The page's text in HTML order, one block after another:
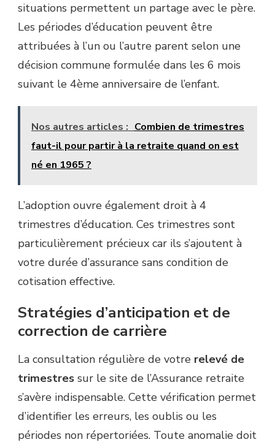
situations permettent un partage avec le père.
Les périodes d’éducation peuvent être
attribuées à l’un ou l’autre parent selon une
décision commune formulée dans les 6 mois
suivant le 4ème anniversaire de l’enfant.
Nos autres articles : Combien de trimestres
faut-il pour partir à la retraite quand on est
né en 1965 ?
L’adoption ouvre également droit à 4
trimestres d’éducation. Ces trimestres sont
particulièrement précieux car ils s’ajoutent à
votre durée d’assurance sans condition de
cotisation effective.
Stratégies d’anticipation et de
correction de carrière
La consultation régulière de votre relevé de
trimestres sur le site de l’Assurance retraite
s’avère indispensable. Cette vérification permet
d’identifier les erreurs, les oublis ou les
périodes non répertoriées. Toute anomalie doit